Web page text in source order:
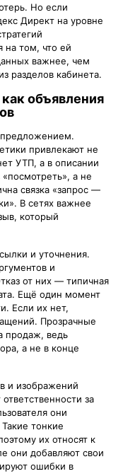
Но если
Директ на уровне
на том, что ей
важнее, чем
разделов кабинета.
объявления
привлекают не
УТП, а в описании
а не
связка «запрос —
В сетях важнее
который
и уточнения.
и
от них — типичная
Ещё один момент
Если их нет,
Прозрачные
продаж, ведь
а не в конце
и изображений
за
они
Такие тонкие
их относят к
они добавляют свои
ошибки в